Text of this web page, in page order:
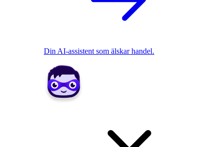
Din AI-assistent som älskar handel.